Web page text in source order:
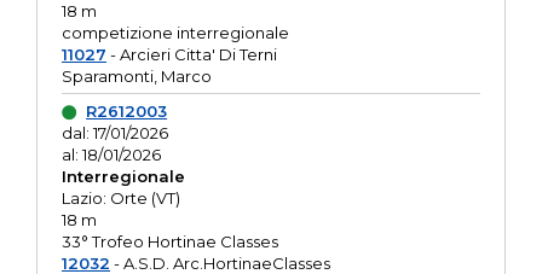
18 m
competizione interregionale
11027 - Arcieri Citta' Di Terni
Sparamonti, Marco
R2612003
dal: 17/01/2026
al: 18/01/2026
Interregionale
Lazio: Orte (VT)
18 m
33° Trofeo Hortinae Classes
12032 - A.S.D. Arc.HortinaeClasses